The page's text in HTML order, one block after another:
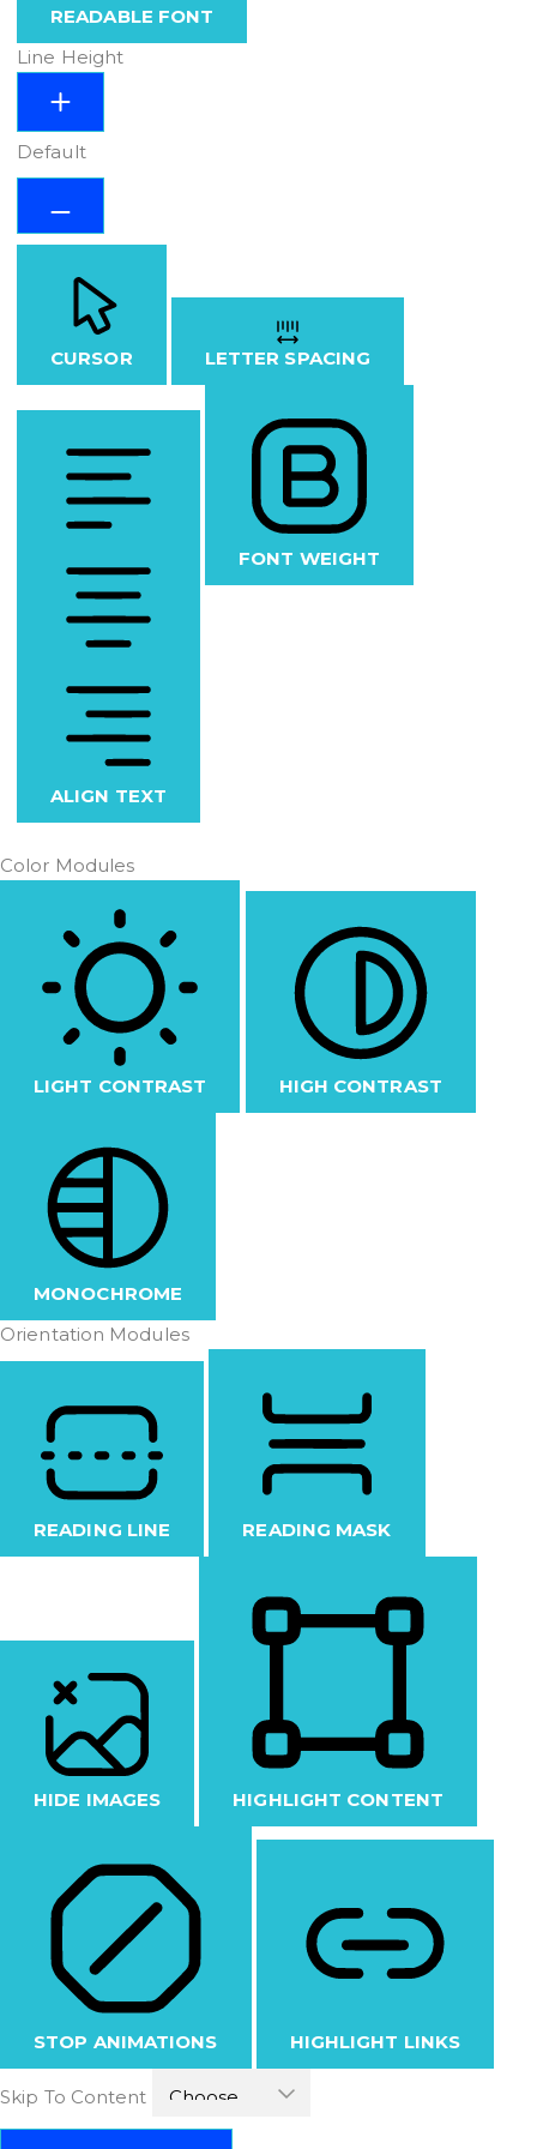
READABLE FONT
Line Height
Default
CURSOR LETTER SPACING
ALIGN TEXT
FONT WEIGHT
Color Modules
LIGHT CONTRAST HIGH CONTRAST
MONOCHROME
Orientation Modules
READING LINE READING MASK
HIDE IMAGES HIGHLIGHT CONTENT
STOP ANIMATIONS HIGHLIGHT LINKS
Skip To Content